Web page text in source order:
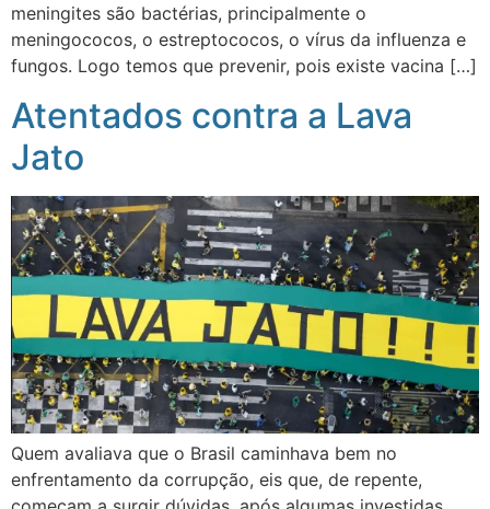
meningites são bactérias, principalmente o
meningococos, o estreptococos, o vírus da influenza e
fungos. Logo temos que prevenir, pois existe vacina […]
Atentados contra a Lava
Jato
Quem avaliava que o Brasil caminhava bem no
enfrentamento da corrupção, eis que, de repente,